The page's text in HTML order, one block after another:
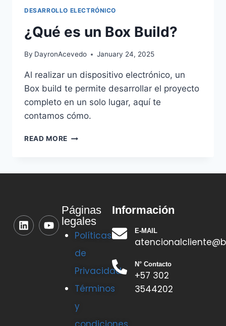
DESARROLLO ELECTRÓNICO
¿Qué es un Box Build?
By DayronAcevedo January 24, 2025
Al realizar un dispositivo electrónico, un
Box build te permite desarrollar el proyecto
completo en un solo lugar, aquí te
contamos cómo.
READ MORE
Páginas
legales
Políticas
de
Privacidad
Términos
y
Información
E-MAIL
N° Contacto
+57 302
3544202